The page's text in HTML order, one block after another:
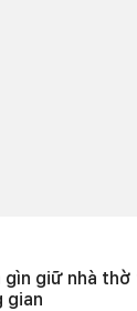
gìn giữ nhà
gian